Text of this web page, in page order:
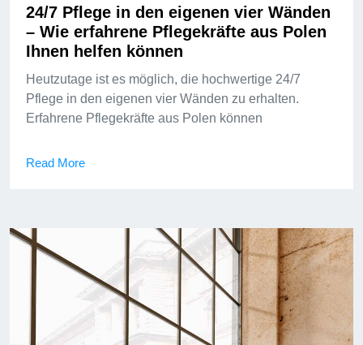
24/7 Pflege in den eigenen vier Wänden
– Wie erfahrene Pflegekräfte aus Polen
Ihnen helfen können
Heutzutage ist es möglich, die hochwertige 24/7
Pflege in den eigenen vier Wänden zu erhalten.
Erfahrene Pflegekräfte aus Polen können
Read More